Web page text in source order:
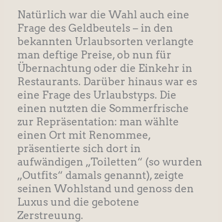
Natürlich war die Wahl auch eine
Frage des Geldbeutels – in den
bekannten Urlaubsorten verlangte
man deftige Preise, ob nun für
Übernachtung oder die Einkehr in
Restaurants. Darüber hinaus war es
eine Frage des Urlaubstyps. Die
einen nutzten die Sommerfrische
zur Repräsentation: man wählte
einen Ort mit Renommee,
präsentierte sich dort in
aufwändigen „Toiletten“ (so wurden
„Outfits“ damals genannt), zeigte
seinen Wohlstand und genoss den
Luxus und die gebotene
Zerstreuung.